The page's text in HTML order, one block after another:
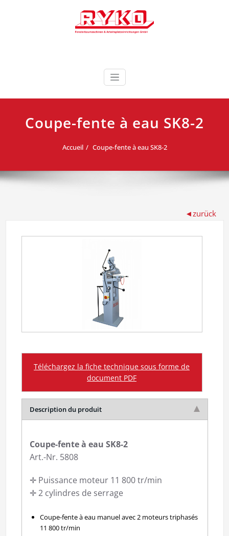
RYKO France RYKO
Deutschland
GmbH
Coupe-fente à eau SK8-2
Accueil Coupe-fente à eau SK8-2
Téléchargez la fiche technique sous forme de
document PDF
Description du produit
Coupe-fente à eau SK8-2
Art.-Nr. 5808
✛ Puissance moteur 11 800 tr/min
✛ 2 cylindres de serrage
Coupe-fente à eau manuel avec 2 moteurs triphasés
11 800 tr/min